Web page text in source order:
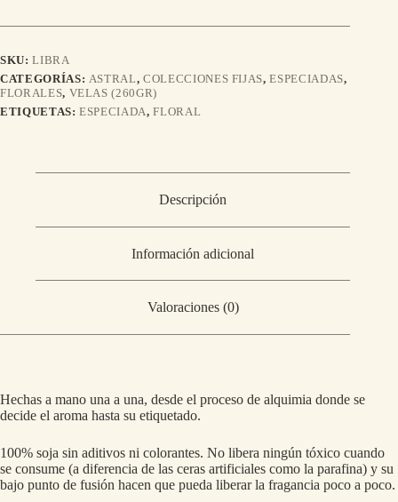
SKU:LIBRA
CATEGORÍAS: ASTRAL,COLECCIONES FIJAS,ESPECIADAS,
FLORALES, VELAS (260GR)
ETIQUETAS:ESPECIADA,FLORAL
Descripción
Información adicional
Valoraciones (0)
Hechas a mano una a una, desde el proceso de alquimia donde se
decide el aroma hasta su etiquetado.
100% soja sin aditivos ni colorantes. No libera ningún tóxico cuando
se consume (a diferencia de las ceras artificiales como la parafina) y su
bajo punto de fusión hacen que pueda liberar la fragancia poco a poco.